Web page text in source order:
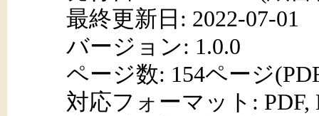
最終更新日: 2022-07-01
バージョン: 1.0.0
ページ数: 154ページ
対応フォーマット: PDF,